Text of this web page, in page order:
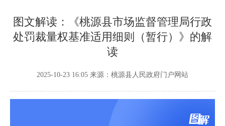
图文解读：《桃源县市场监督管理局行政
处罚裁量权基准适用细则（暂行）》的解
读
2025-10-23 16:05 来源：桃源县人民政府门户网站